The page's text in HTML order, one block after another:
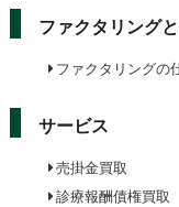
ファクタリング
ファクタリングの
サービス
売掛金買取
診療報酬債権買取